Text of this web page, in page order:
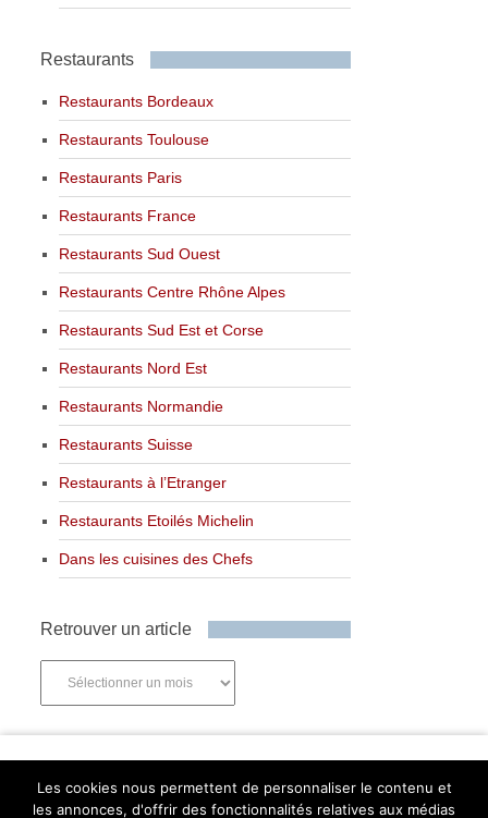
Restaurants
Restaurants Bordeaux
Restaurants Toulouse
Restaurants Paris
Restaurants France
Restaurants Sud Ouest
Restaurants Centre Rhône Alpes
Restaurants Sud Est et Corse
Restaurants Nord Est
Restaurants Normandie
Restaurants Suisse
Restaurants à l’Etranger
Restaurants Etoilés Michelin
Dans les cuisines des Chefs
Retrouver un article
Les cookies nous permettent de personnaliser le contenu et
les annonces, d'offrir des fonctionnalités relatives aux médias